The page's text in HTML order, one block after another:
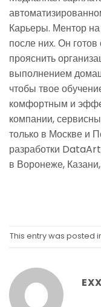
Карьеры. Ментор
после них. Он
прояснить
выполнением
чтобы твое
комфортным и
компании,
только в Москве и
разработки
в Воронеже,
This entry was posted